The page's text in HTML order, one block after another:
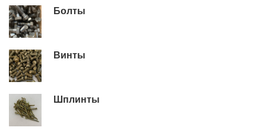
Болты
Винты
Шплинты